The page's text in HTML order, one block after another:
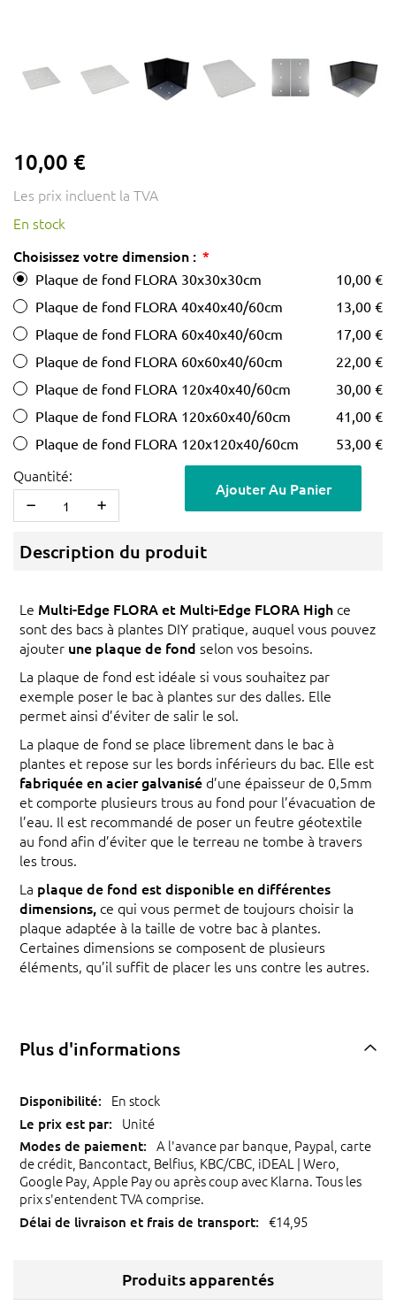
10,00 €
Les prix incluent la TVA
En stock
Choisissez votre dimension :
Plaque de fond FLORA 30x30x30cm
10,00 €
Plaque de fond FLORA 40x40x40/60cm
13,00 €
Plaque de fond FLORA 60x40x40/60cm
17,00 €
Plaque de fond FLORA 60x60x40/60cm
22,00 €
Plaque de fond FLORA 120x40x40/60cm
30,00 €
Plaque de fond FLORA 120x60x40/60cm
41,00 €
Plaque de fond FLORA 120x120x40/60cm
53,00 €
Quantité:
Ajouter Au Panier
Description du produit
Le Multi-Edge FLORA et Multi-Edge FLORA High ce
sont des bacs à plantes DIY pratique, auquel vous pouvez
ajouter une plaque de fond selon vos besoins.
La plaque de fond est idéale si vous souhaitez par
exemple poser le bac à plantes sur des dalles. Elle
permet ainsi d’éviter de salir le sol.
La plaque de fond se place librement dans le bac à
plantes et repose sur les bords inférieurs du bac. Elle est
fabriquée en acier galvanisé d’une épaisseur de 0,5mm
et comporte plusieurs trous au fond pour l’évacuation de
l’eau. Il est recommandé de poser un feutre géotextile
au fond afin d’éviter que le terreau ne tombe à travers
les trous.
La plaque de fond est disponible en différentes
dimensions, ce qui vous permet de toujours choisir la
plaque adaptée à la taille de votre bac à plantes.
Certaines dimensions se composent de plusieurs
éléments, qu’il suffit de placer les uns contre les autres.
Plus d'informations
En stock
Unité
A l'avance par banque, Paypal, carte
de crédit, Bancontact, Belfius, KBC/CBC, iDEAL | Wero,
Google Pay, Apple Pay ou après coup avec Klarna. Tous les
prix s'entendent TVA comprise.
€14,95
Produits apparentés